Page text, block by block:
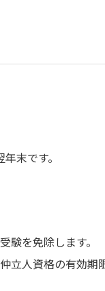
末です。
を免除します。
立人資格の有効期